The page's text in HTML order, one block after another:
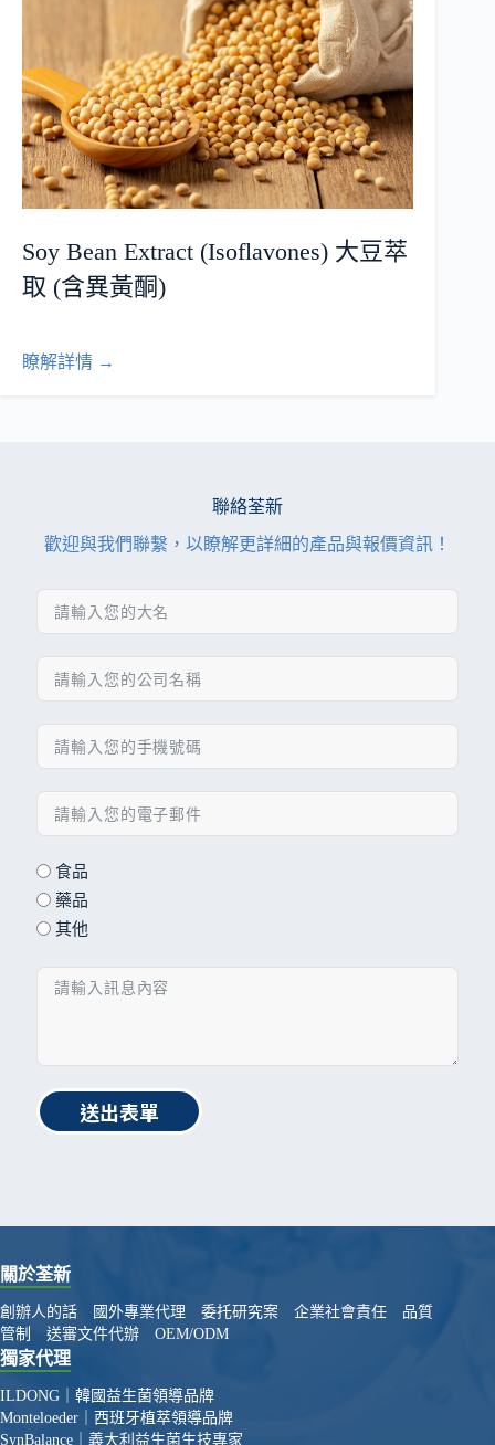
Soy Bean Extract (Isoflavones) 大豆萃
取 (含異黃酮)
瞭解詳情 →
聯絡荃新
歡迎與我們聯繫，以瞭解更詳細的產品與報價資訊！
食品
藥品
其他
送出表單
關於荃新
創辦人的話 國外專業代理 委托研究案 企業社會責任
品質
管制
送審文件代辦 OEM/ODM
獨家代理
ILDONG｜韓國益生菌領導品牌
Monteloeder｜西班牙植萃領導品牌
SynBalance｜義大利益生菌生技專家